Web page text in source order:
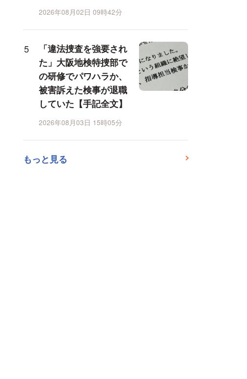
2026年08月02日 09時42分
「違法捜査を強要され
た」大阪地検特捜部で
の研修でパワハラか、
被害訴えた検事が退職
していた【手記全文】
2026年08月03日 15時05分
もっと見る